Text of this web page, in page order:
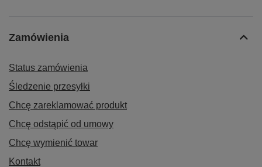
Zamówienia
Status zamówienia
Śledzenie przesyłki
Chcę zareklamować produkt
Chcę odstąpić od umowy
Chcę wymienić towar
Kontakt